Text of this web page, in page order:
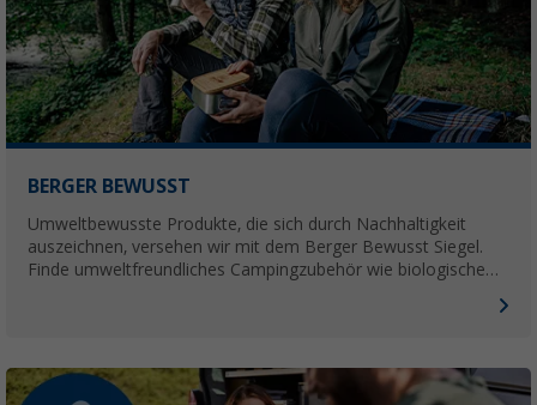
BERGER BEWUSST
Umweltbewusste Produkte, die sich durch Nachhaltigkeit
auszeichnen, versehen wir mit dem Berger Bewusst Siegel.
Finde umweltfreundliches Campingzubehör wie biologische